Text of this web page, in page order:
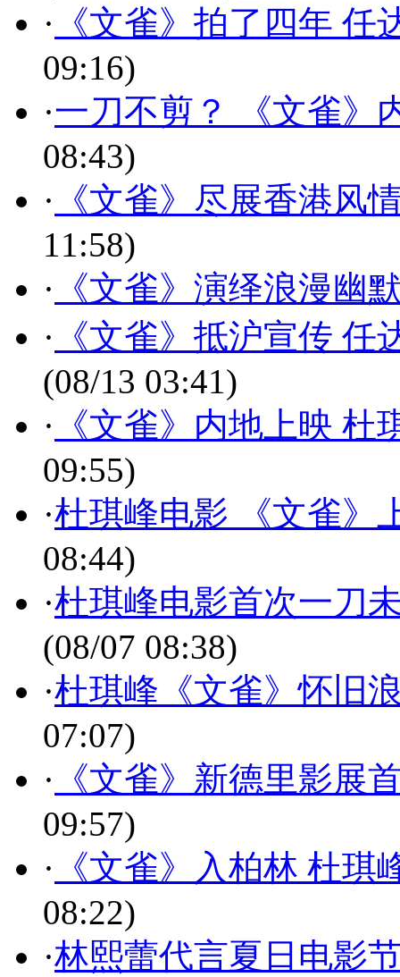
· 《文雀》拍了四年
09:16)
·一刀不剪？ 《文雀》
08:43)
· 《文雀》尽展香港风
11:58)
· 《文雀》演绎浪漫幽
· 《文雀》抵沪宣传
(08/13 03:41)
· 《文雀》内地上映 杜
09:55)
·杜琪峰电影 《文雀》
08:44)
·杜琪峰电影首次一刀
(08/07 08:38)
·杜琪峰《文雀》怀旧
07:07)
· 《文雀》新德里影展
09:57)
· 《文雀》入柏林 杜
08:22)
·林熙蕾代言夏日电影